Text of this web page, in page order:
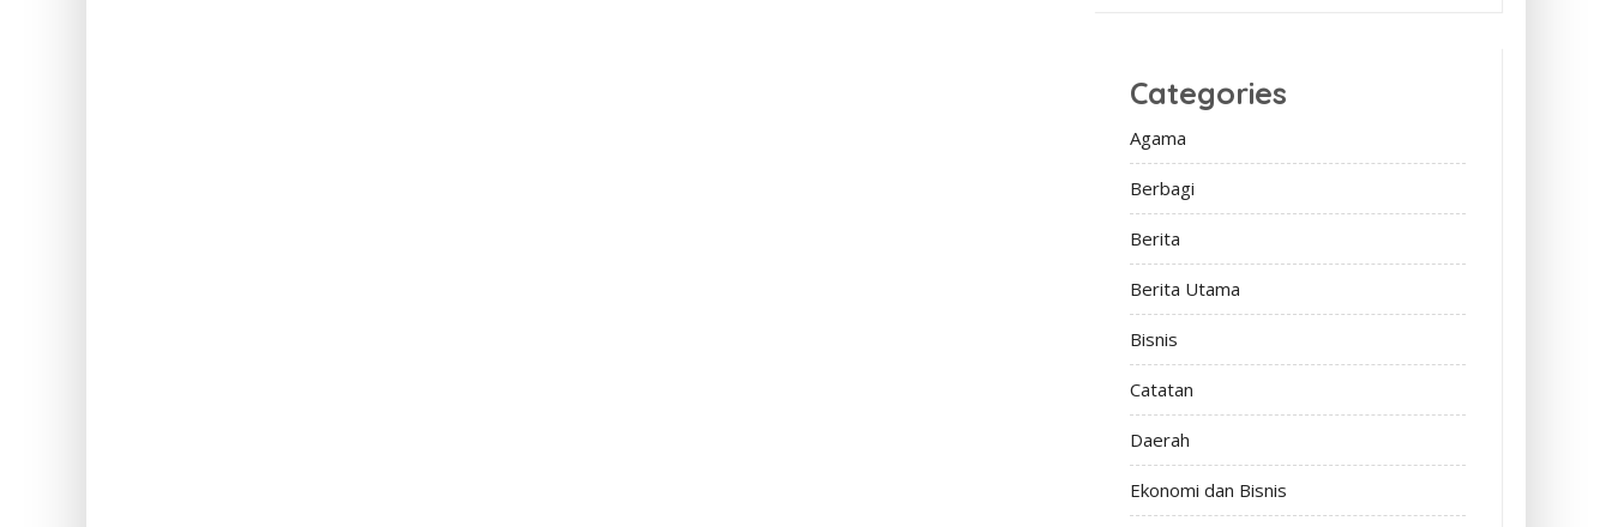
Categories
Agama
Berbagi
Berita
Berita Utama
Bisnis
Catatan
Daerah
Ekonomi dan Bisnis